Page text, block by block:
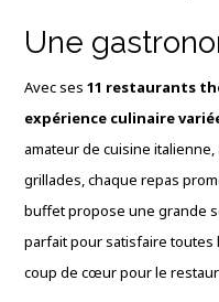
Une
Avec ses11 restaurants
expérience culinaire
amateur de cuisine
grillades, chaque repas
buffet propose une grande
parfait pour satisfaire toutes
coup de cœur pour le